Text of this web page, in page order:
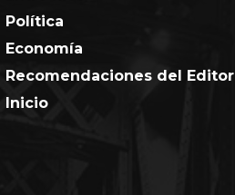
Política
Economía
Recomendaciones del Editor
Inicio